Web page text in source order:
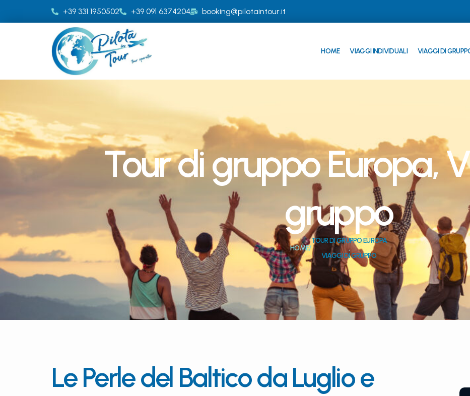
+39 331 1950502 +39 091 6374204 booking@pilotaintour.it
HOME VIAGGI INDIVIDUALI VIAGGI DI
Tour di gruppo Europa,
gruppo
HOME/
TOUR DI GRUPPO EUROPA
,
VIAGGI DI GRUPPO
Le Perle del Baltico da Luglio e